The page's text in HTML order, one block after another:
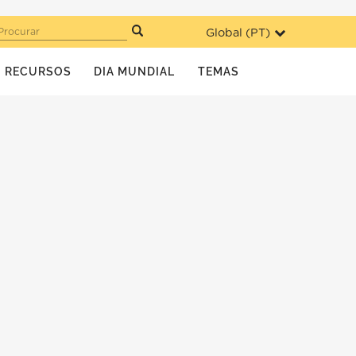
Global (PT)
RECURSOS DIA MUNDIAL TEMAS